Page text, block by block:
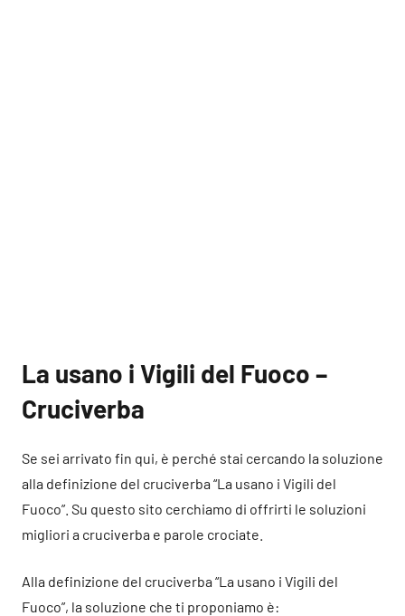
La usano i Vigili del Fuoco –
Cruciverba
Se sei arrivato fin qui, è perché stai cercando la soluzione
alla definizione del cruciverba “La usano i Vigili del
Fuoco”. Su questo sito cerchiamo di offrirti le soluzioni
migliori a cruciverba e parole crociate.
Alla definizione del cruciverba “La usano i Vigili del
Fuoco”, la soluzione che ti proponiamo è: